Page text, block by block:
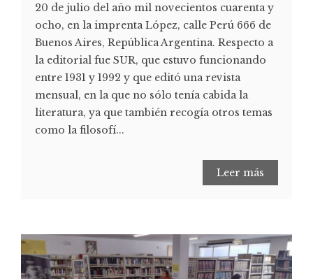
20 de julio del año mil novecientos cuarenta y
ocho, en la imprenta López, calle Perú 666 de
Buenos Aires, República Argentina. Respecto a
la editorial fue SUR, que estuvo funcionando
entre 1931 y 1992 y que editó una revista
mensual, en la que no sólo tenía cabida la
literatura, ya que también recogía otros temas
como la filosofí...
Leer más